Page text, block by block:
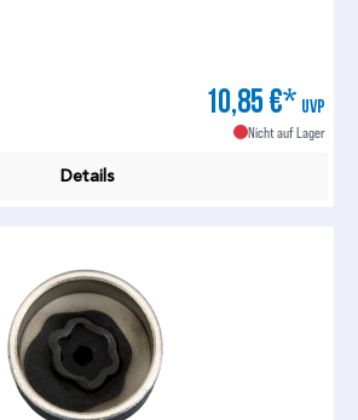
10,85 €* UVP
Nicht auf Lager
Details